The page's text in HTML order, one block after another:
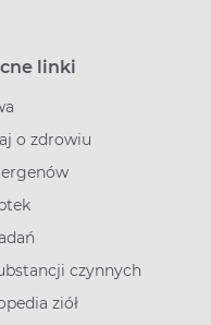
linki
o zdrowiu
czynnych
ziół